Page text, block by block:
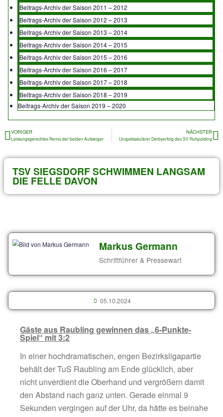
Archiv 2009 – 2010
Neueste Spielberichte
Aktuelles Vereinsgeschehen
Archiv von älteren Beiträgen
Beitrags-Archiv der Saison 2009 – 2010
Beitrags-Archiv der Saison 2010 – 2011
Beitrags-Archiv der Saison 2011 – 2012
Beitrags-Archiv der Saison 2012 – 2013
Beitrags-Archiv der Saison 2013 – 2014
Beitrags-Archiv der Saison 2014 – 2015
Beitrags-Archiv der Saison 2018 – 2019
Beitrags-Archiv der Saison 2019 – 2020
Neueste Spielberichte
Aktuelles Vereinsgeschehen
Archiv von älteren Beiträgen
Beitrags-Archiv der Saison 2010 – 2011
Beitrags-Archiv der Saison 2011 – 2012
Beitrags-Archiv der Saison 2012 – 2013
Beitrags-Archiv der Saison 2013 – 2014
Beitrags-Archiv der Saison 2014 – 2015
Beitrags-Archiv der Saison 2015 – 2016